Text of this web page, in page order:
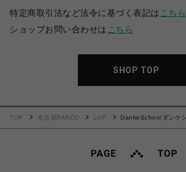
特定商取引法など法令に基づく表記は こちら
ショップお問い合わせは こちら
SHOP TOP
TOP 名古屋PARCO LHP
DankeSchon/ダンケ